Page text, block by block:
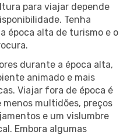
para viajar depende
Tenha
época alta de turismo e o
durante a época alta,
animado e mais
Viajar fora de época é
multidões, preços
e um vislumbre
Embora algumas